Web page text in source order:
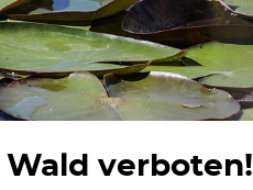
verboten!